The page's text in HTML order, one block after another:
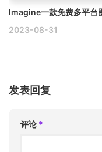
2023-08-31
发表回复
评论 *